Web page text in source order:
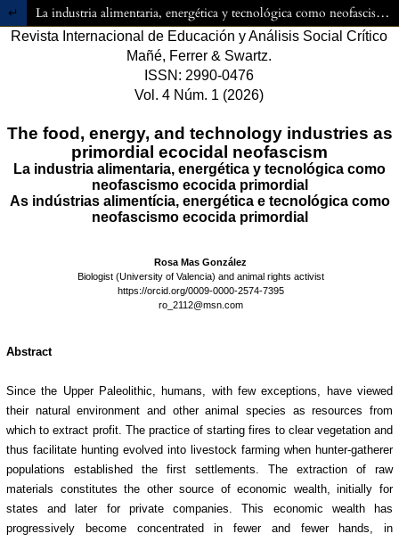
Volver a los detalles del artículo La industria alimentaria, energética y tecnológica como neofascismo ecocida primordial